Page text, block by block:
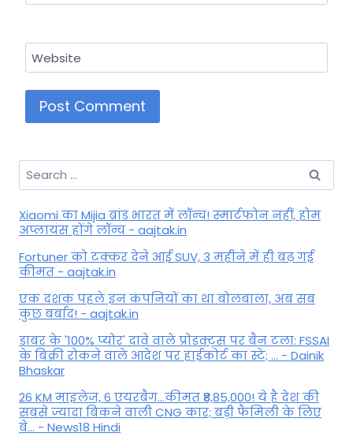
Website
Search
for:
Xiaomi का Mijia ब्रांड भारत में लॉन्च! स्मार्टफोन नहीं, होम
अप्लायंस होंगे लॉन्च - aajtak.in
Fortuner को टक्कर देने आई SUV, 3 महीने में ही बढ़ गई
कीमत - aajtak.in
एक दशक पहले इन कंपनियों का था बोलबाला, अब सब
कुछ बर्बाद! - aajtak.in
डाबर के '100% प्योर' दावे वाले प्रोडक्ट्स पर बैन टला: FSSAI
के बिक्री रोकने वाले आदेश पर हाईकोर्ट का स्टे; ... - Dainik
Bhaskar
26 KM माइलेज, 6 एयरबैग...कीमत ₹8,85,000! ये है देश की
सबसे ज्यादा बिकने वाली CNG कार; बड़ी फैमिली के लिए
बे... - News18 Hindi